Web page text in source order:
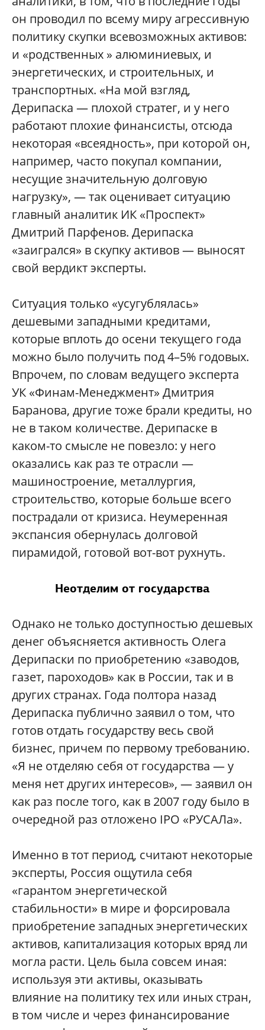
он проводил по всему миру агрессивную
политику скупки всевозможных активов:
и «родственных » алюминиевых, и
энергетических, и строительных, и
транспортных. «На мой взгляд,
Дерипаска — плохой стратег, и у него
работают плохие финансисты, отсюда
некоторая «всеядность», при которой он,
например, часто покупал компании,
несущие значительную долговую
нагрузку», — так оценивает ситуацию
главный аналитик ИК «Проспект»
Дмитрий Парфенов. Дерипаска
«заигрался» в скупку активов — выносят
свой вердикт эксперты.
Ситуация только «усугублялась»
дешевыми западными кредитами,
которые вплоть до осени текущего года
можно было получить под 4–5% годовых.
Впрочем, по словам ведущего эксперта
УК «Финам-Менеджмент» Дмитрия
Баранова, другие тоже брали кредиты, но
не в таком количестве. Дерипаске в
каком-то смысле не повезло: у него
оказались как раз те отрасли —
машиностроение, металлургия,
строительство, которые больше всего
пострадали от кризиса. Неумеренная
экспансия обернулась долговой
пирамидой, готовой вот-вот рухнуть.
Неотделим от государства
Однако не только доступностью дешевых
денег объясняется активность Олега
Дерипаски по приобретению «заводов,
газет, пароходов» как в России, так и в
других странах. Года полтора назад
Дерипаска публично заявил о том, что
готов отдать государству весь свой
бизнес, причем по первому требованию.
«Я не отделяю себя от государства — у
меня нет других интересов», — заявил он
как раз после того, как в 2007 году было в
очередной раз отложено IPO «РУСАЛа».
Именно в тот период, считают некоторые
эксперты, Россия ощутила себя
«гарантом энергетической
стабильности» в мире и форсировала
приобретение западных энергетических
активов, капитализация которых вряд ли
могла расти. Цель была совсем иная:
используя эти активы, оказывать
влияние на политику тех или иных стран,
в том числе и через финансирование